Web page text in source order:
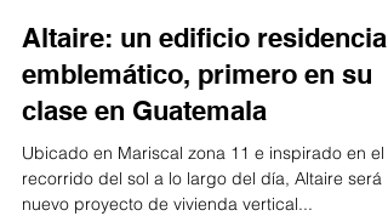
Altaire: un edificio residencial
emblemático, primero en su
clase en Guatemala
Ubicado en Mariscal zona 11 e inspirado en el
recorrido del sol a lo largo del día, Altaire será
nuevo proyecto de vivienda vertical...